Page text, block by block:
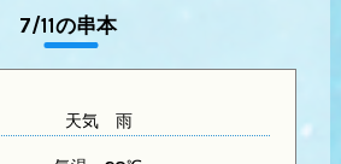
7/11の串本
天気雨